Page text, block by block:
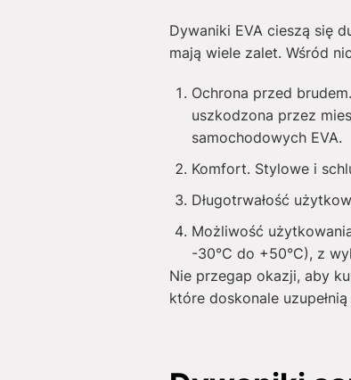
Dywaniki EVA cieszą się
mają wiele zalet. Wśród
Ochrona przed
uszkodzona przez
samochodowych EVA.
Komfort. Stylowe i
Długotrwałość
Możliwość
-30°C do +50°C), z
Nie przegap okazji, aby
które doskonale